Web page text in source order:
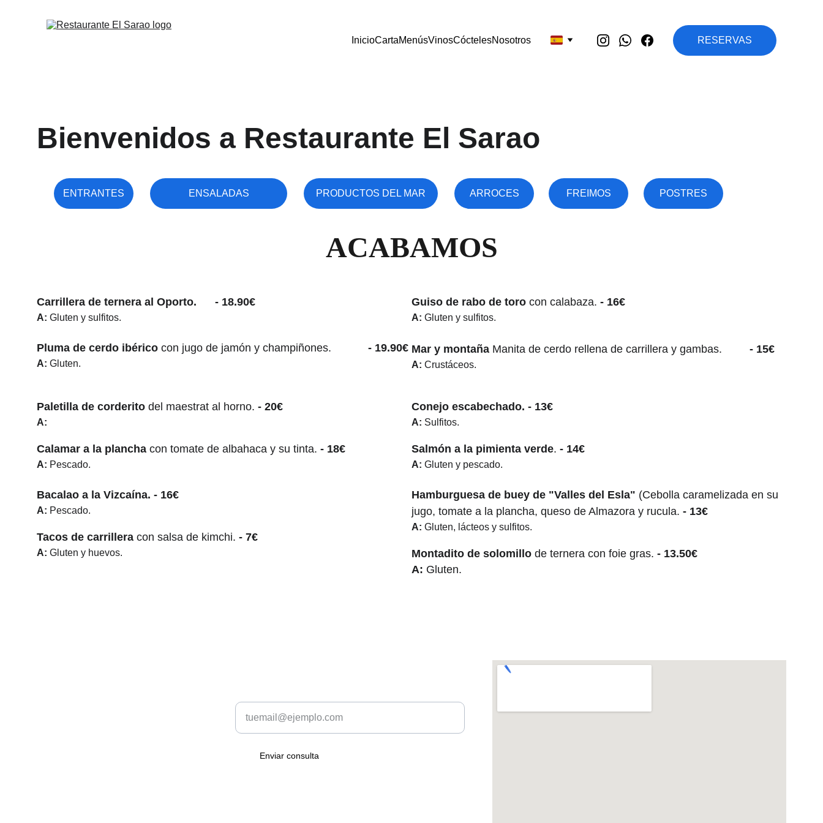
InicioCartaMenúsVinosCóctelesNosotros RESERVAS
Bienvenidos a Restaurante El Sarao
ACABAMOS
Carrillera de ternera al Oporto.
      - 18.90€
A: Gluten y sulfitos.
Guiso de rabo de toro con calabaza. - 16€
A: Gluten y sulfitos.
Pluma de cerdo ibérico con jugo de jamón y champiñones.
            - 19.90€
A: Gluten.
Mar y montaña Manita de cerdo rellena de carrillera y gambas.
         - 15€
A: Crustáceos.
Paletilla de corderito del maestrat al horno. - 20€
A:
Conejo escabechado. - 13€
A: Sulfitos.
Calamar a la plancha con tomate de albahaca y su tinta. - 18€
A: Pescado.
Salmón a la pimienta verde. - 14€
A: Gluten y pescado.
Bacalao a la Vizcaína. - 16€
A: Pescado.
Hamburguesa de buey de "Valles del Esla" (Cebolla caramelizada en su
jugo, tomate a la plancha, queso de Almazora y rucula. - 13€
A: Gluten, lácteos y sulfitos.
Tacos de carrillera con salsa de kimchi. - 7€
A: Gluten y huevos. Montadito de solomillo de ternera con foie gras. - 13.50€
A: Gluten.
ENTRANTES ENSALADAS PRODUCTOS DEL MAR FREIMOS
ARROCES POSTRES
Enviar consulta